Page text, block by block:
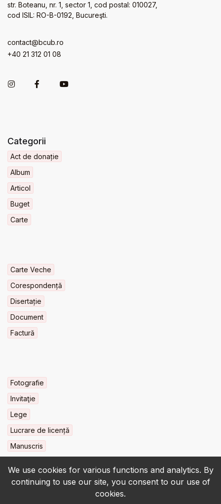
We use cookies for various functions and analytics. By
continuing to use our site, you consent to our use of
cookies.
str. Boteanu, nr. 1, sector 1, cod postal: 010027,
cod ISIL: RO-B-0192, Bucureşti.
contact@bcub.ro
+40 21 312 01 08
Categorii
Act de donație
Album
Articol
Buget
Carte
Carte Veche
Corespondență
Disertație
Document
Factură
Fotografie
Invitaţie
Lege
Lucrare de licență
Manuscris